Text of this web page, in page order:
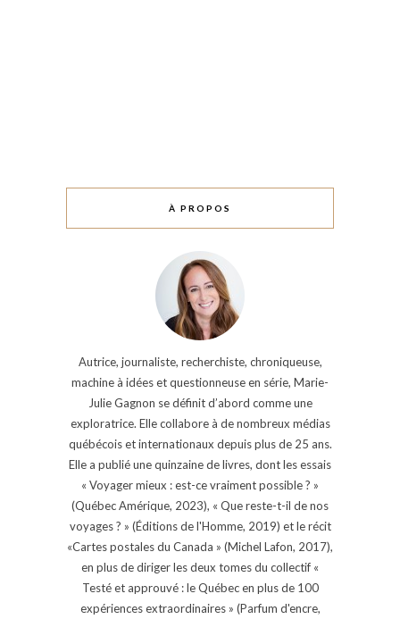
À PROPOS
Autrice, journaliste, recherchiste, chroniqueuse,
machine à idées et questionneuse en série, Marie-
Julie Gagnon se définit d’abord comme une
exploratrice. Elle collabore à de nombreux médias
québécois et internationaux depuis plus de 25 ans.
Elle a publié une quinzaine de livres, dont les essais
« Voyager mieux : est-ce vraiment possible ? »
(Québec Amérique, 2023), « Que reste-t-il de nos
voyages ? » (Éditions de l'Homme, 2019) et le récit
«Cartes postales du Canada » (Michel Lafon, 2017),
en plus de diriger les deux tomes du collectif «
Testé et approuvé : le Québec en plus de 100
expériences extraordinaires » (Parfum d'encre,